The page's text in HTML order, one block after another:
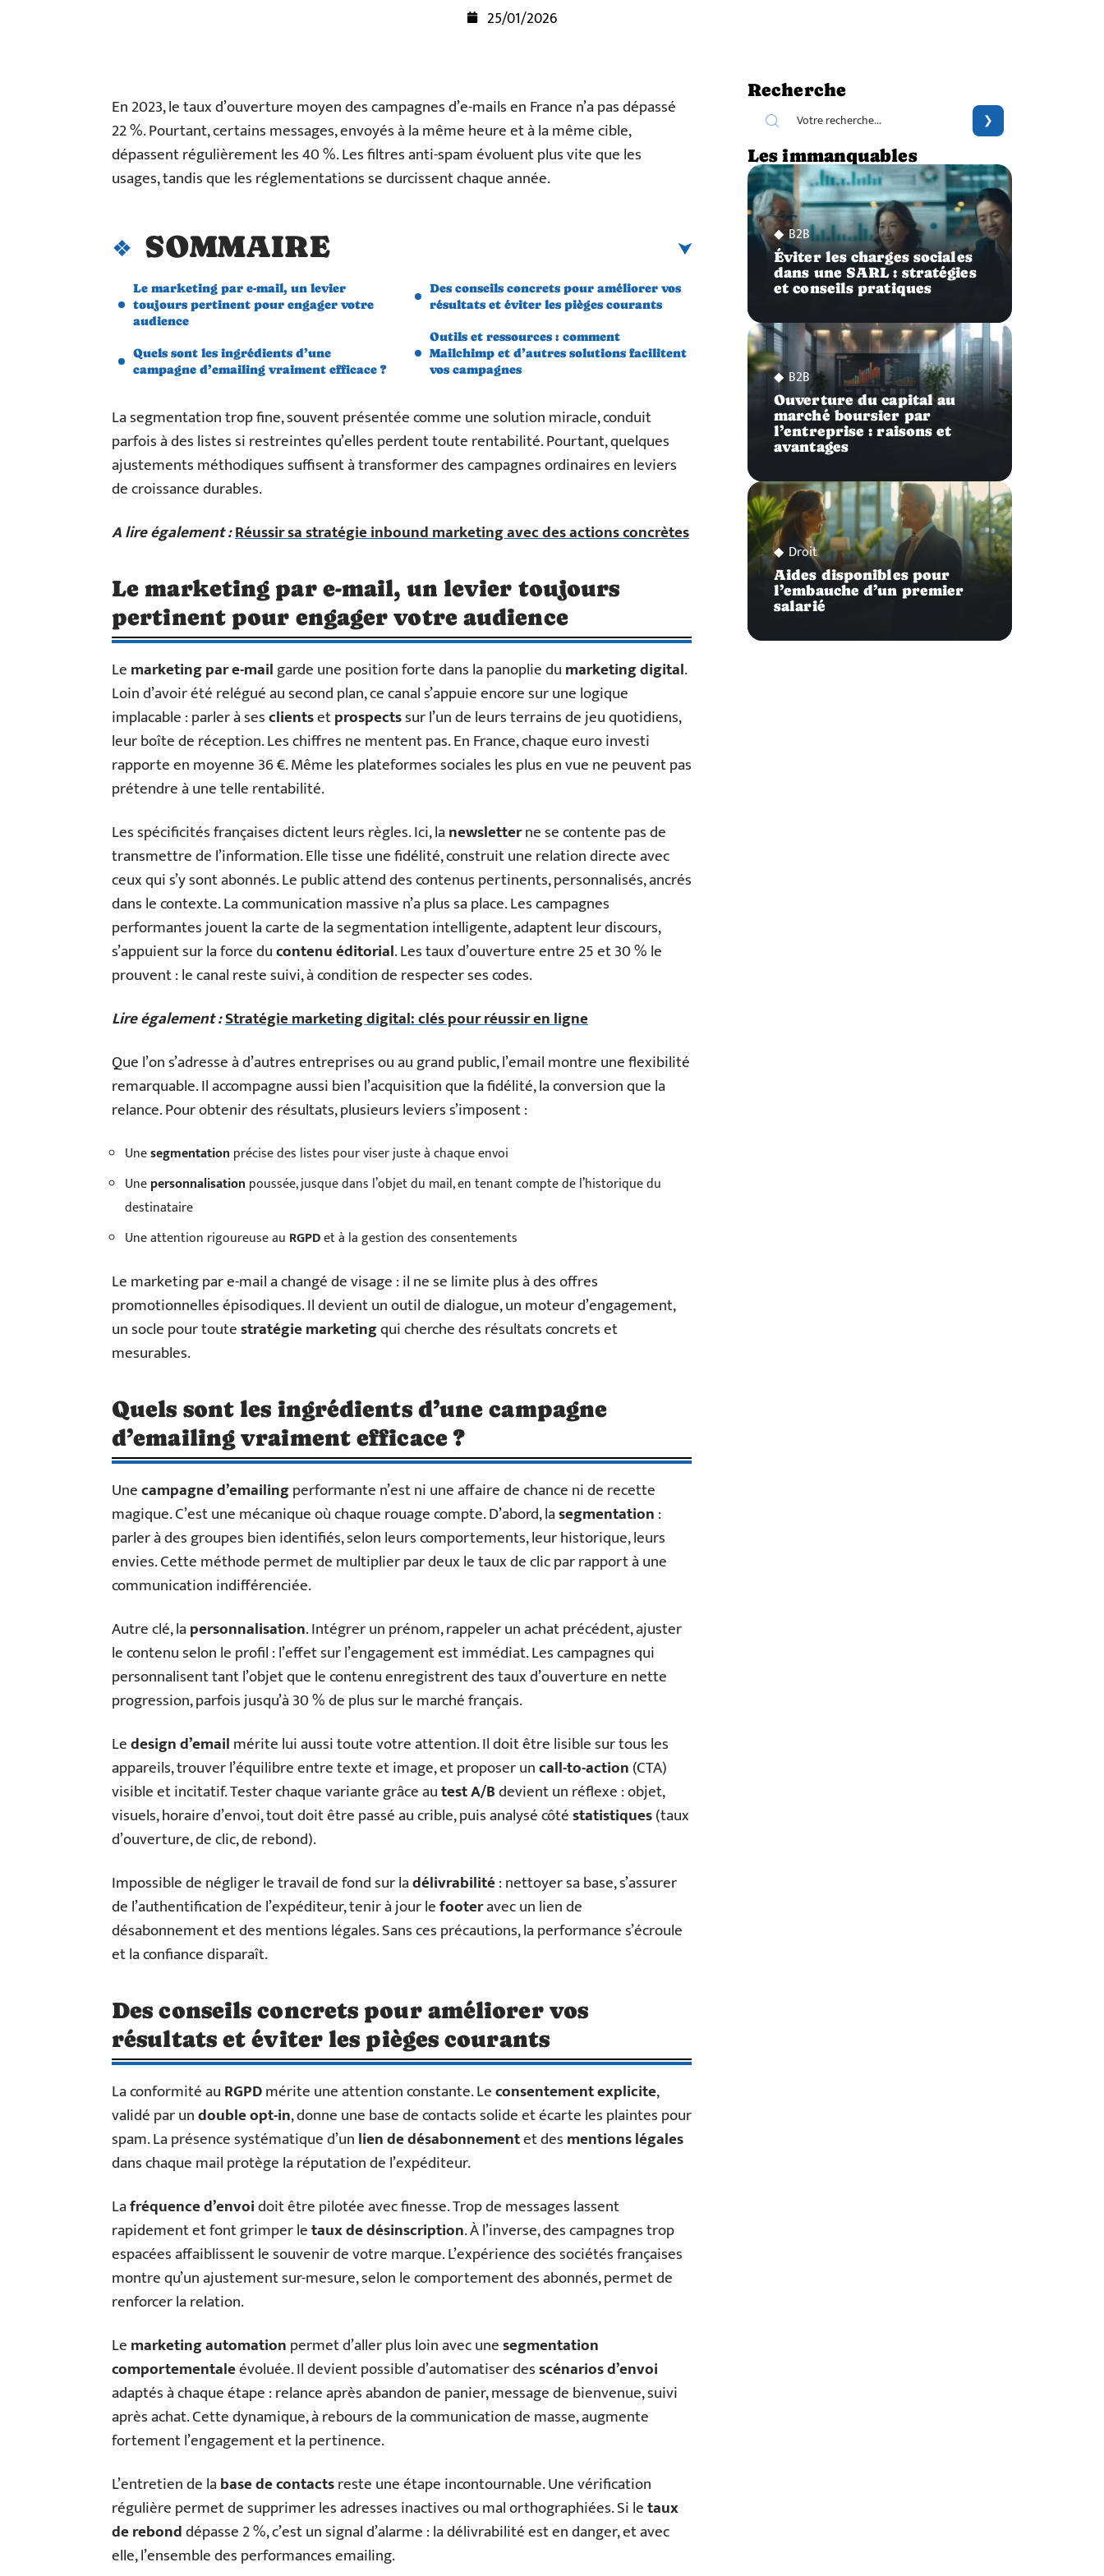
25/01/2026
En 2023, le taux d’ouverture moyen des campagnes d’e-mails en France n’a pas dépassé
22 %. Pourtant, certains messages, envoyés à la même heure et à la même cible,
dépassent régulièrement les 40 %. Les filtres anti-spam évoluent plus vite que les
usages, tandis que les réglementations se durcissent chaque année.
SOMMAIRE
Le marketing par e-mail, un levier
toujours pertinent pour engager votre
audience
Quels sont les ingrédients d’une
campagne d’emailing vraiment efficace ?
Des conseils concrets pour améliorer vos
résultats et éviter les pièges courants
Outils et ressources : comment
Mailchimp et d’autres solutions facilitent
vos campagnes
La segmentation trop fine, souvent présentée comme une solution miracle, conduit
parfois à des listes si restreintes qu’elles perdent toute rentabilité. Pourtant, quelques
ajustements méthodiques suffisent à transformer des campagnes ordinaires en leviers
de croissance durables.
A lire également :Réussir sa stratégie inbound marketing avec des actions concrètes
Le marketing par e-mail, un levier toujours
pertinent pour engager votre audience
Lemarketing par e-mailgarde une position forte dans la panoplie dumarketing digital.
Loin d’avoir été relégué au second plan, ce canal s’appuie encore sur une logique
implacable : parler à sesclientsetprospectssur l’un de leurs terrains de jeu quotidiens,
leur boîte de réception. Les chiffres ne mentent pas. En France, chaque euro investi
rapporte en moyenne 36 €. Même les plateformes sociales les plus en vue ne peuvent pas
prétendre à une telle rentabilité.
Les spécificités françaises dictent leurs règles. Ici, lanewsletterne se contente pas de
transmettre de l’information. Elle tisse une fidélité, construit une relation directe avec
ceux qui s’y sont abonnés. Le public attend des contenus pertinents, personnalisés, ancrés
dans le contexte. La communication massive n’a plus sa place. Les campagnes
performantes jouent la carte de la segmentation intelligente, adaptent leur discours,
s’appuient sur la force ducontenu éditorial. Les taux d’ouverture entre 25 et 30 % le
prouvent : le canal reste suivi, à condition de respecter ses codes.
Lire également :Stratégie marketing digital: clés pour réussir en ligne
Que l’on s’adresse à d’autres entreprises ou au grand public, l’email montre une flexibilité
remarquable. Il accompagne aussi bien l’acquisition que la fidélité, la conversion que la
relance. Pour obtenir des résultats, plusieurs leviers s’imposent :
Unesegmentation précise des listes pour viser juste à chaque envoi
Unepersonnalisation poussée, jusque dans l’objet du mail, en tenant compte de l’historique du
destinataire
Une attention rigoureuse au RGPDet à la gestion des consentements
Le marketing par e-mail a changé de visage : il ne se limite plus à des offres
promotionnelles épisodiques. Il devient un outil de dialogue, un moteur d’engagement,
un socle pour toutestratégie marketingqui cherche des résultats concrets et
mesurables.
Quels sont les ingrédients d’une campagne
d’emailing vraiment efficace ?
Unecampagne d’emailingperformante n’est ni une affaire de chance ni de recette
magique. C’est une mécanique où chaque rouage compte. D’abord, lasegmentation:
parler à des groupes bien identifiés, selon leurs comportements, leur historique, leurs
envies. Cette méthode permet de multiplier par deux le taux de clic par rapport à une
communication indifférenciée.
Autre clé, lapersonnalisation. Intégrer un prénom, rappeler un achat précédent, ajuster
le contenu selon le profil : l’effet sur l’engagement est immédiat. Les campagnes qui
personnalisent tant l’objet que le contenu enregistrent des taux d’ouverture en nette
progression, parfois jusqu’à 30 % de plus sur le marché français.
Ledesign d’emailmérite lui aussi toute votre attention. Il doit être lisible sur tous les
appareils, trouver l’équilibre entre texte et image, et proposer uncall-to-action(CTA)
visible et incitatif. Tester chaque variante grâce autest A/Bdevient un réflexe : objet,
visuels, horaire d’envoi, tout doit être passé au crible, puis analysé côtéstatistiques(taux
d’ouverture, de clic, de rebond).
Impossible de négliger le travail de fond sur ladélivrabilité: nettoyer sa base, s’assurer
de l’authentification de l’expéditeur, tenir à jour lefooteravec un lien de
désabonnement et des mentions légales. Sans ces précautions, la performance s’écroule
et la confiance disparaît.
Des conseils concrets pour améliorer vos
résultats et éviter les pièges courants
La conformité auRGPDmérite une attention constante. Leconsentement explicite,
validé par undouble opt-in, donne une base de contacts solide et écarte les plaintes pour
spam. La présence systématique d’unlien de désabonnementet desmentions légales
dans chaque mail protège la réputation de l’expéditeur.
Lafréquence d’envoidoit être pilotée avec finesse. Trop de messages lassent
rapidement et font grimper letaux de désinscription. À l’inverse, des campagnes trop
espacées affaiblissent le souvenir de votre marque. L’expérience des sociétés françaises
montre qu’un ajustement sur-mesure, selon le comportement des abonnés, permet de
renforcer la relation.
Lemarketing automationpermet d’aller plus loin avec unesegmentation
comportementaleévoluée. Il devient possible d’automatiser desscénarios d’envoi
adaptés à chaque étape : relance après abandon de panier, message de bienvenue, suivi
après achat. Cette dynamique, à rebours de la communication de masse, augmente
fortement l’engagement et la pertinence.
L’entretien de labase de contactsreste une étape incontournable. Une vérification
régulière permet de supprimer les adresses inactives ou mal orthographiées. Si letaux
de rebonddépasse 2 %, c’est un signal d’alarme : la délivrabilité est en danger, et avec
elle, l’ensemble des performances emailing.
Recherche
Les immanquables
B2B
Éviter les charges sociales
dans une SARL : stratégies
et conseils pratiques
B2B
Ouverture du capital au
marché boursier par
l’entreprise : raisons et
avantages
Droit
Aides disponibles pour
l’embauche d’un premier
salarié